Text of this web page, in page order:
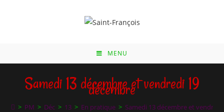
MENU
Samedi 13 décembre et vendredi 19
décembre
> PM > Déc > 13 > En pratique > Samedi 13 décembre et